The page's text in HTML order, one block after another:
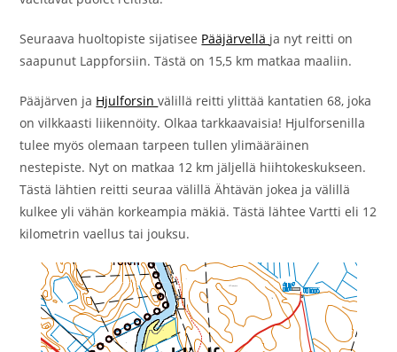
Seuraava huoltopiste sijatisee Pääjärvellä ja nyt reitti on
saapunut Lappforsiin. Tästä on 15,5 km matkaa maaliin.
Pääjärven ja Hjulforsinvälillä reitti ylittää kantatien 68, joka
on vilkkaasti liikennöity. Olkaa tarkkaavaisia! Hjulforsenilla
tulee myös olemaan tarpeen tullen ylimääräinen
nestepiste. Nyt on matkaa 12 km jäljellä hiihtokeskukseen.
Tästä lähtien reitti seuraa välillä Ähtävän jokea ja välillä
kulkee yli vähän korkeampia mäkiä. Tästä lähtee Vartti eli 12
kilometrin vaellus tai jouksu.